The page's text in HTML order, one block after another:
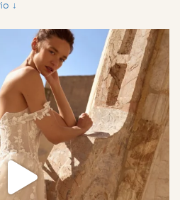
↓